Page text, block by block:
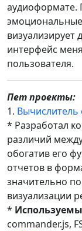
аудиоформате.
визуализирует
интерфейс
пользователя.
Пет проекты:
1. Вычислитель
* Разработал
различий
обогатив его
отчетов в
значительно
визуализации
*
commander.js,